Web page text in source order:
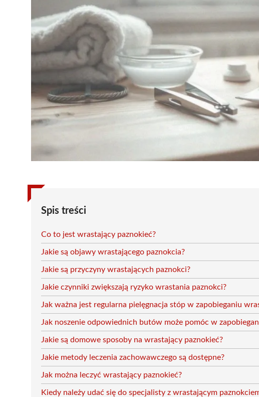
Spis treści
Co to jest wrastający paznokieć?
Jakie są objawy wrastającego paznokcia?
Jakie są przyczyny wrastających paznokci?
Jakie czynniki zwiększają ryzyko wrastania paznokci?
Jak ważna jest regularna pielęgnacja stóp w zapobieganiu
Jak noszenie odpowiednich butów może pomóc w
Jakie są domowe sposoby na wrastający paznokieć?
Jakie metody leczenia zachowawczego są dostępne?
Jak można leczyć wrastający paznokieć?
Kiedy należy udać się do specjalisty z wrastającym